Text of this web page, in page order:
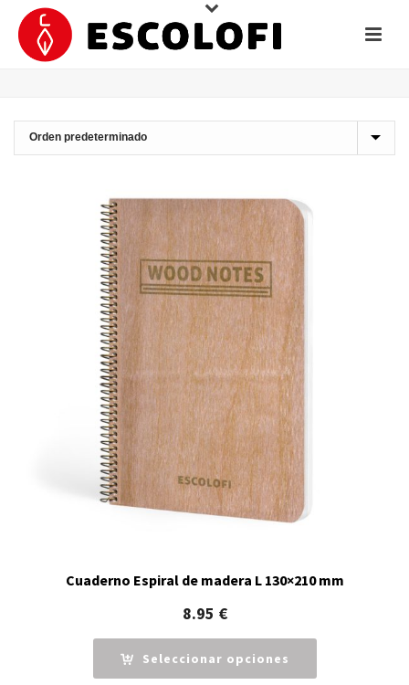
Cuaderno Espiral de madera L 130×210 mm
8.95 €
Seleccionar opciones